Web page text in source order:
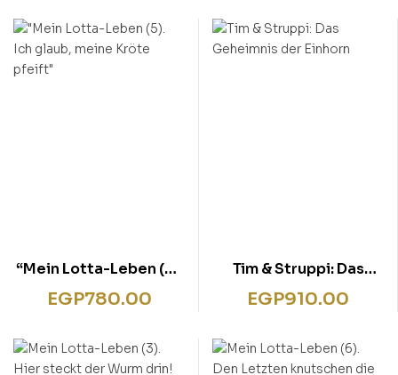
“Mein Lotta-Leben (5).
Ich glaub, meine Kröte
pfeift”
EGP780.00
Tim & Struppi: Das
Geheimnis der Einhorn
EGP910.00